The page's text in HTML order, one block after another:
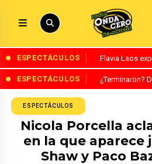
ESPECTÁCULOS Flavia Laos
ESPECTÁCULOS ¿Terminaron?
ESPECTÁCULOS
Nicola Porcella
en la que aparece
Shaw y Paco